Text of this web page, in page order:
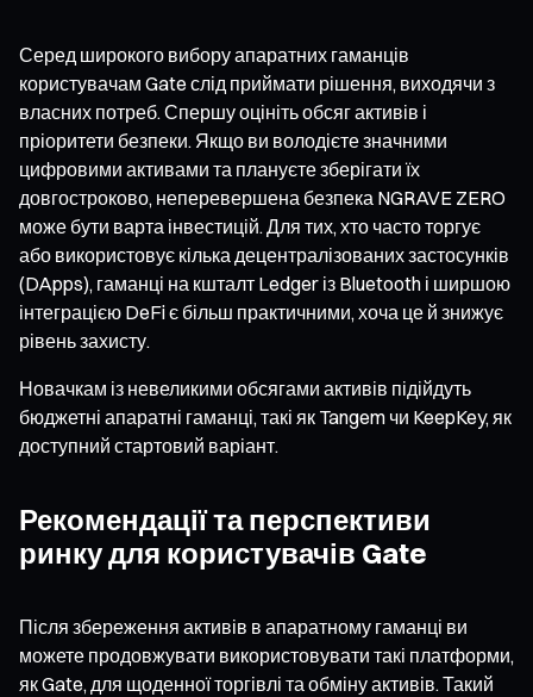
Серед широкого вибору апаратних гаманців
користувачам Gate слід приймати рішення, виходячи з
власних потреб. Спершу оцініть обсяг активів і
пріоритети безпеки. Якщо ви володієте значними
цифровими активами та плануєте зберігати їх
довгостроково, неперевершена безпека NGRAVE ZERO
може бути варта інвестицій. Для тих, хто часто торгує
або використовує кілька децентралізованих застосунків
(DApps), гаманці на кшталт Ledger із Bluetooth і ширшою
інтеграцією DeFi є більш практичними, хоча це й знижує
рівень захисту.
Новачкам із невеликими обсягами активів підійдуть
бюджетні апаратні гаманці, такі як Tangem чи KeepKey, як
доступний стартовий варіант.
Рекомендації та перспективи
ринку для користувачів Gate
Після збереження активів в апаратному гаманці ви
можете продовжувати використовувати такі платформи,
як Gate, для щоденної торгівлі та обміну активів. Такий